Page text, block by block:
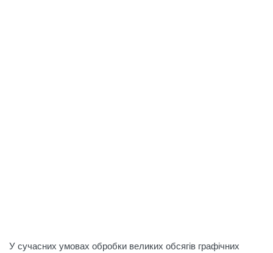
У сучасних умовах обробки великих обсягів графічних